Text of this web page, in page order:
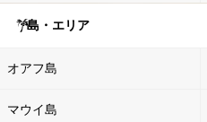
島・エリア
オアフ島
マウイ島